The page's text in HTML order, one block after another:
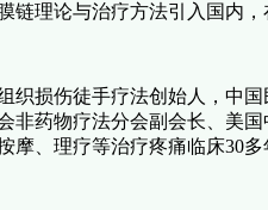
链理论与治疗方法引入国内
织损伤徒手疗法创始人，中
非药物疗法分会副会长、美
摩、理疗等治疗疼痛临床30多